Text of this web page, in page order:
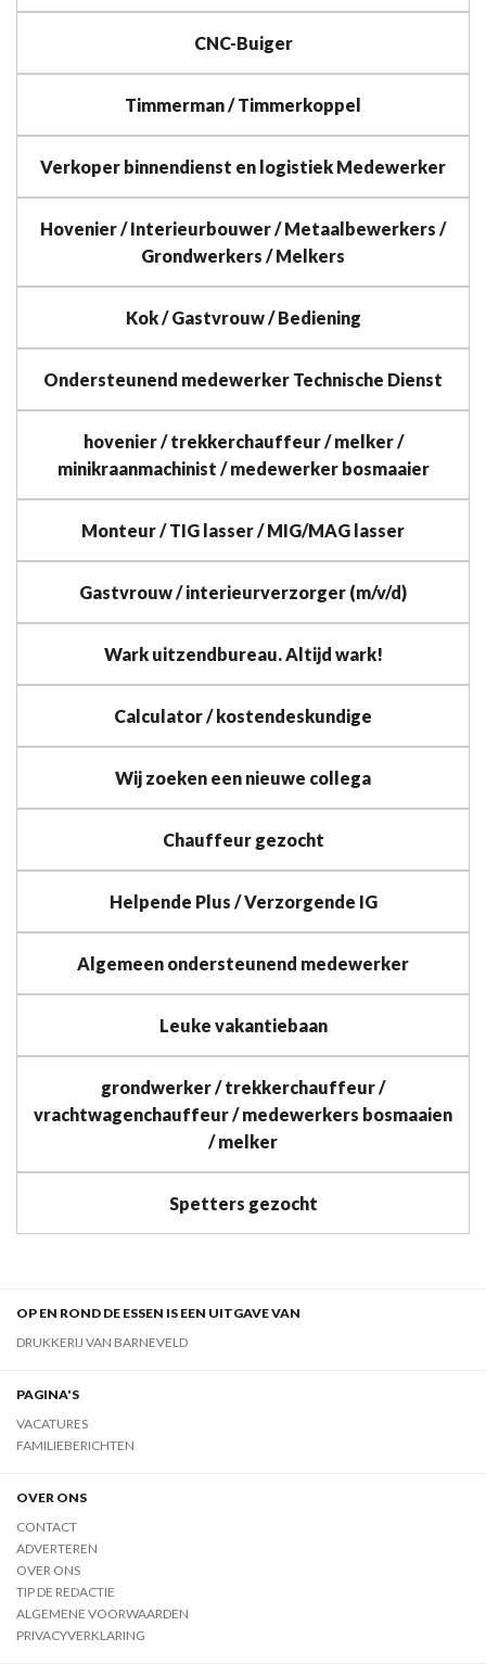
CNC-Buiger
Timmerman / Timmerkoppel
Verkoper binnendienst en logistiek Medewerker
Hovenier / Interieurbouwer / Metaalbewerkers /
Grondwerkers / Melkers
Kok / Gastvrouw / Bediening
Ondersteunend medewerker Technische Dienst
hovenier / trekkerchauffeur / melker /
minikraanmachinist / medewerker bosmaaier
Monteur / TIG lasser / MIG/MAG lasser
Gastvrouw / interieurverzorger (m/v/d)
Wark uitzendbureau. Altijd wark!
Calculator / kostendeskundige
Wij zoeken een nieuwe collega
Chauffeur gezocht
Helpende Plus / Verzorgende IG
Algemeen ondersteunend medewerker
Leuke vakantiebaan
grondwerker / trekkerchauffeur /
vrachtwagenchauffeur / medewerkers bosmaaien
/ melker
Spetters gezocht
OP EN ROND DE ESSEN IS EEN UITGAVE VAN
DRUKKERIJ VAN BARNEVELD
PAGINA'S
VACATURES
FAMILIEBERICHTEN
OVER ONS
CONTACT
ADVERTEREN
OVER ONS
TIP DE REDACTIE
ALGEMENE VOORWAARDEN
PRIVACYVERKLARING